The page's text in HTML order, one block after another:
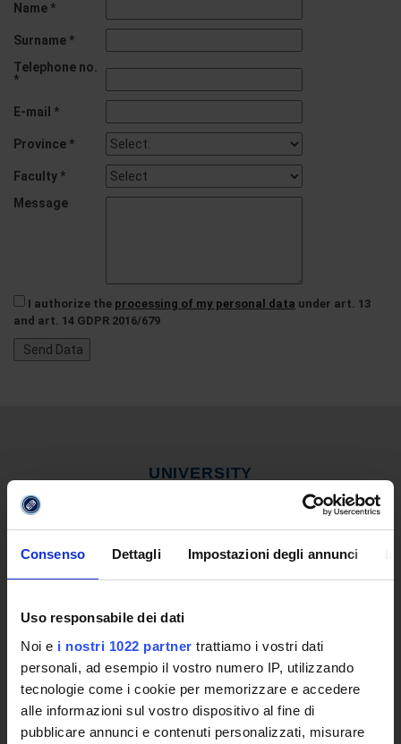
Consenso Dettagli Impostazioni degli annunci
Uso responsabile dei dati
Noi e i nostri 1022 partner trattiamo i vostri dati
personali, ad esempio il vostro numero IP, utilizzando
tecnologie come i cookie per memorizzare e accedere
alle informazioni sul vostro dispositivo al fine di
pubblicare annunci e contenuti personalizzati, misurare
Name *
Surname *
Telephone no.
*
E-mail *
Province *
Faculty *
Message
I authorize the processing of my personal data under art. 13
and art. 14 GDPR 2016/679
UNIVERSITY
Promoting institution
The reasons behind a new University
Statute and regulations
Transparency Policy and Quality Assuranceà
Ricerca
Governing Bodies of eCampus University
Branches
Multimedia Academic Library